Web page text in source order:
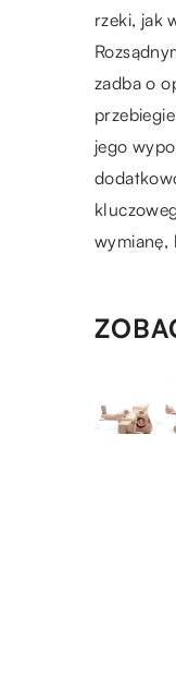
rzeki, jak
zadba o
jego
wymianę,